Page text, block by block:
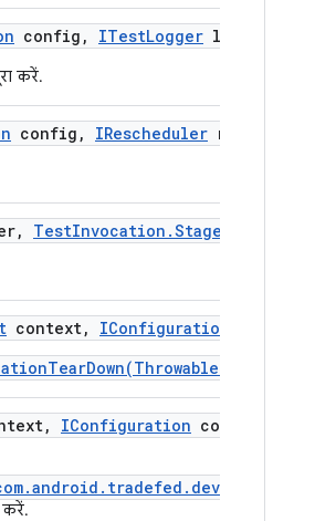
config , ITestLogger logger
करें.
config , IRescheduler rescheduler
, TestInvocation .Stage
context, IConfiguration
, IConfiguration config